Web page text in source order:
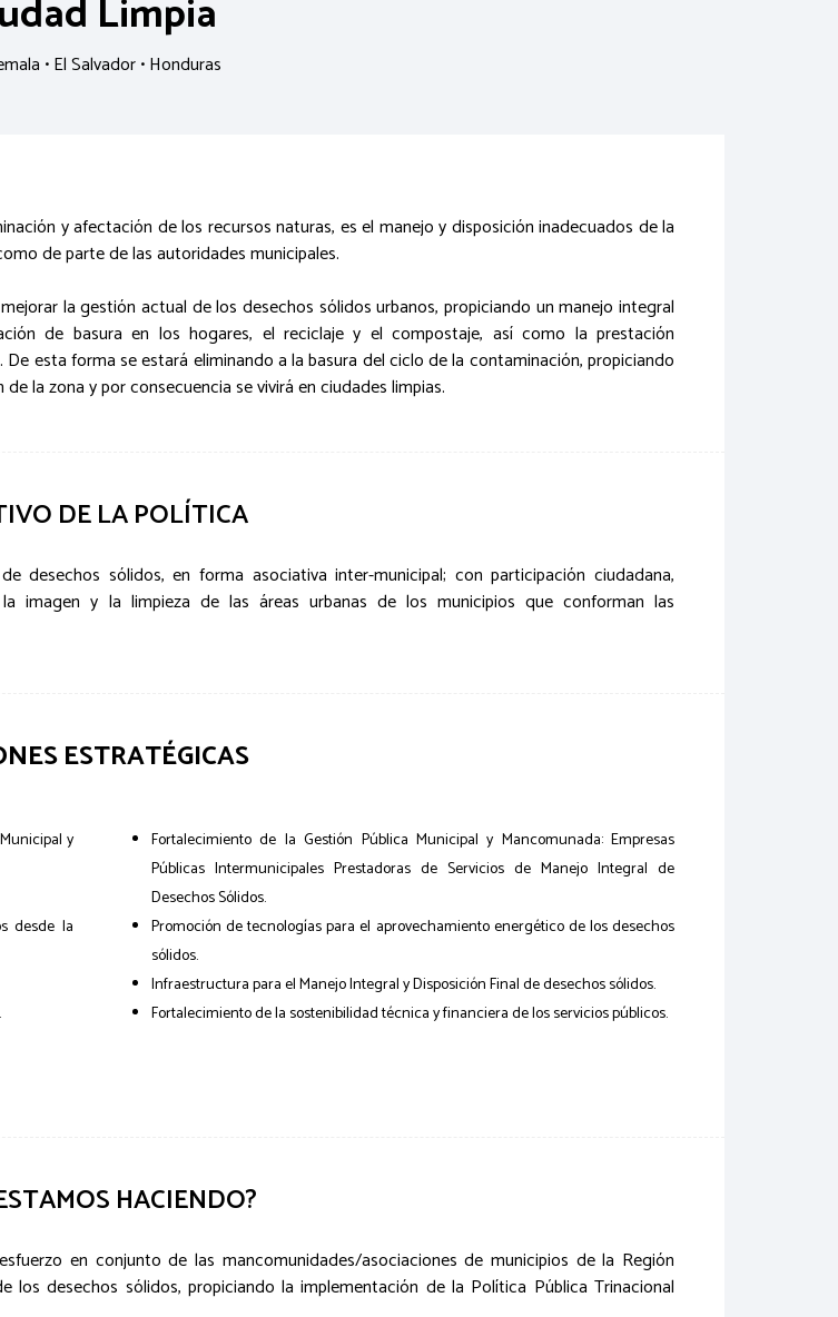
Limpia
• El Salvador • Honduras
y afectación de los recursos naturas, es el manejo y disposición inadecuados de la
de parte de las autoridades municipales.
la gestión actual de los desechos sólidos urbanos, propiciando un manejo integral
de basura en los hogares, el reciclaje y el compostaje, así como la prestación
esta forma se estará eliminando a la basura del ciclo de la contaminación, propiciando
la zona y por consecuencia se vivirá en ciudades limpias.
DE LA POLÍTICA
desechos sólidos, en forma asociativa inter-municipal; con participación ciudadana,
imagen y la limpieza de las áreas urbanas de los municipios que conforman las
ESTRATÉGICAS
y
desde la
Fortalecimiento de la Gestión Pública Municipal y Mancomunada: Empresas
Públicas Intermunicipales Prestadoras de Servicios de Manejo Integral de
Desechos Sólidos.
Promoción de tecnologías para el aprovechamiento energético de los desechos
sólidos.
Infraestructura para el Manejo Integral y Disposición Final de desechos sólidos.
Fortalecimiento de la sostenibilidad técnica y financiera de los servicios públicos.
HACIENDO?
en conjunto de las mancomunidades/asociaciones de municipios de la Región
desechos sólidos, propiciando la implementación de la Política Pública Trinacional